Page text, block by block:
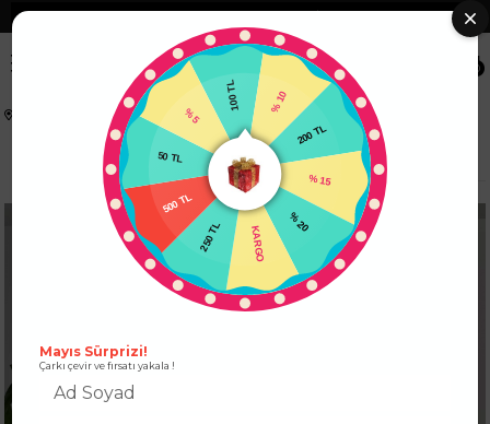
❯
0
KADIN ALT GİYİM PANTOLON
Yüksek Bel Düğme Detaylı Pantolon Ekru
% 10
200 TL
% 15
% 20
KARGO
250 TL
500 TL
50 TL
% 5
Mayıs Sürprizi!
Çarkı çevir ve fırsatı yakala !